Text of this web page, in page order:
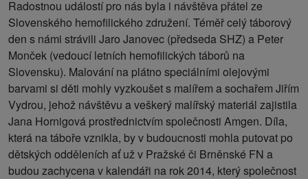
Radostnou událostí pro nás byla i návštěva přátel ze
Slovenského hemofilického združení. Téměř celý táborový
den s námi strávili Jaro Janovec (předseda SHZ) a Peter
Monček (vedoucí letních hemofilických táborů na
Slovensku). Malování na plátno speciálními olejovými
barvami si děti mohly vyzkoušet s malířem a sochařem Jiřím
Vydrou, jehož návštěvu a veškerý malířský materiál zajistila
Jana Hornigová prostřednictvím společnosti Amgen. Díla,
která na táboře vznikla, by v budoucnosti mohla putovat po
dětských odděleních ať už v Pražské či Brněnské FN a
budou zachycena v kalendáři na rok 2014, který společnost